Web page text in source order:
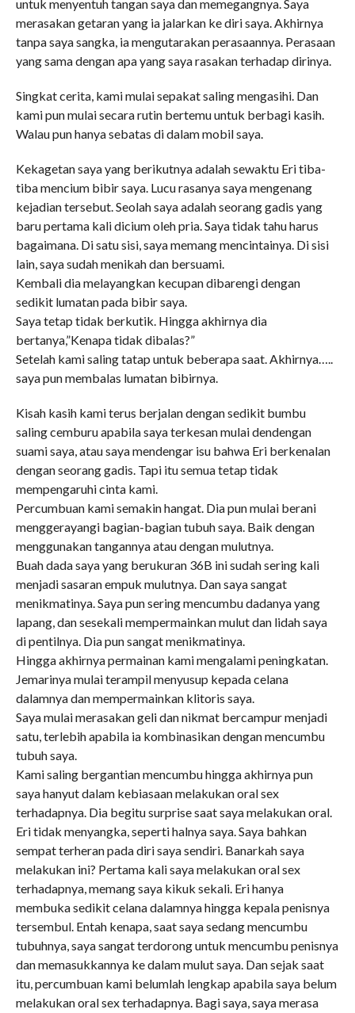
untuk menyentuh tangan saya dan memegangnya. Saya
merasakan getaran yang ia jalarkan ke diri saya. Akhirnya
tanpa saya sangka, ia mengutarakan perasaannya. Perasaan
yang sama dengan apa yang saya rasakan terhadap dirinya.
Singkat cerita, kami mulai sepakat saling mengasihi. Dan
kami pun mulai secara rutin bertemu untuk berbagi kasih.
Walau pun hanya sebatas di dalam mobil saya.
Kekagetan saya yang berikutnya adalah sewaktu Eri tiba-
tiba mencium bibir saya. Lucu rasanya saya mengenang
kejadian tersebut. Seolah saya adalah seorang gadis yang
baru pertama kali dicium oleh pria. Saya tidak tahu harus
bagaimana. Di satu sisi, saya memang mencintainya. Di sisi
lain, saya sudah menikah dan bersuami.
Kembali dia melayangkan kecupan dibarengi dengan
sedikit lumatan pada bibir saya.
Saya tetap tidak berkutik. Hingga akhirnya dia
bertanya,”Kenapa tidak dibalas?”
Setelah kami saling tatap untuk beberapa saat. Akhirnya…..
saya pun membalas lumatan bibirnya.
Kisah kasih kami terus berjalan dengan sedikit bumbu
saling cemburu apabila saya terkesan mulai dendengan
suami saya, atau saya mendengar isu bahwa Eri berkenalan
dengan seorang gadis. Tapi itu semua tetap tidak
mempengaruhi cinta kami.
Percumbuan kami semakin hangat. Dia pun mulai berani
menggerayangi bagian-bagian tubuh saya. Baik dengan
menggunakan tangannya atau dengan mulutnya.
Buah dada saya yang berukuran 36B ini sudah sering kali
menjadi sasaran empuk mulutnya. Dan saya sangat
menikmatinya. Saya pun sering mencumbu dadanya yang
lapang, dan sesekali mempermainkan mulut dan lidah saya
di pentilnya. Dia pun sangat menikmatinya.
Hingga akhirnya permainan kami mengalami peningkatan.
Jemarinya mulai terampil menyusup kepada celana
dalamnya dan mempermainkan klitoris saya.
Saya mulai merasakan geli dan nikmat bercampur menjadi
satu, terlebih apabila ia kombinasikan dengan mencumbu
tubuh saya.
Kami saling bergantian mencumbu hingga akhirnya pun
saya hanyut dalam kebiasaan melakukan oral sex
terhadapnya. Dia begitu surprise saat saya melakukan oral.
Eri tidak menyangka, seperti halnya saya. Saya bahkan
sempat terheran pada diri saya sendiri. Banarkah saya
melakukan ini? Pertama kali saya melakukan oral sex
terhadapnya, memang saya kikuk sekali. Eri hanya
membuka sedikit celana dalamnya hingga kepala penisnya
tersembul. Entah kenapa, saat saya sedang mencumbu
tubuhnya, saya sangat terdorong untuk mencumbu penisnya
dan memasukkannya ke dalam mulut saya. Dan sejak saat
itu, percumbuan kami belumlah lengkap apabila saya belum
melakukan oral sex terhadapnya. Bagi saya, saya merasa